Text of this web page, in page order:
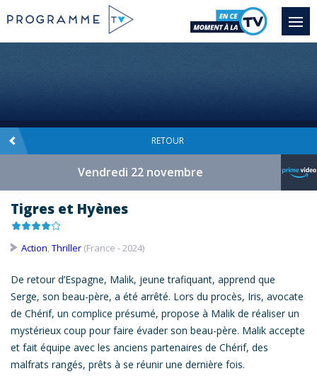
RETOUR
Vendredi 22 novembre
Tigres et Hyènes
Action,Thriller (France - 2024)
De retour d’Espagne, Malik, jeune trafiquant, apprend que
Serge, son beau-père, a été arrêté. Lors du procès, Iris, avocate
de Chérif, un complice présumé, propose à Malik de réaliser un
mystérieux coup pour faire évader son beau-père. Malik accepte
et fait équipe avec les anciens partenaires de Chérif, des
malfrats rangés, prêts à se réunir une dernière fois.